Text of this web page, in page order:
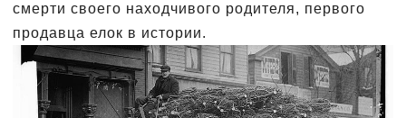
смерти своего находчивого родителя, первого
продавца елок в истории.